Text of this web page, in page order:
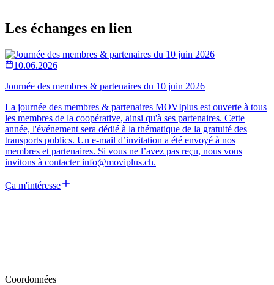
Les échanges en lien
10.06.2026
Journée des membres & partenaires du 10 juin 2026
La journée des membres & partenaires MOVIplus est ouverte à tous
les membres de la coopérative, ainsi qu'à ses partenaires. Cette
année, l'événement sera dédié à la thématique de la gratuité des
transports publics. Un e-mail d’invitation a été envoyé à nos
membres et partenaires. Si vous ne l’avez pas reçu, nous vous
invitons à contacter info@moviplus.ch.
Ça m'intéresse
Coordonnées